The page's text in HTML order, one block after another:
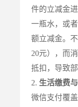
件的立减金
一瓶水，或
额立减金。
20元），而
抵扣，导致
2. 生活缴费
微信支付覆